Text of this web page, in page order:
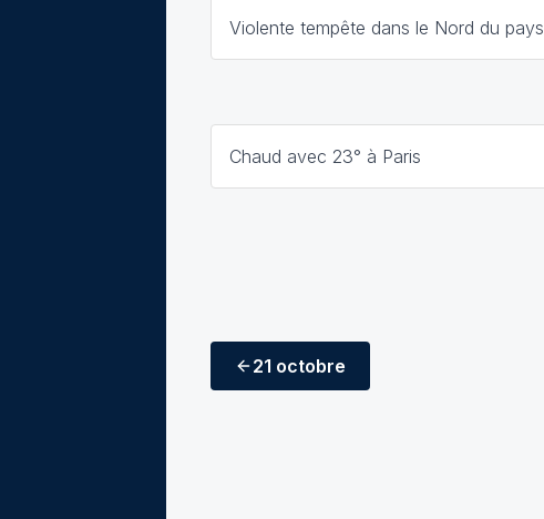
Violente tempête dans le Nord du pays
Chaud avec 23° à Paris
21 octobre